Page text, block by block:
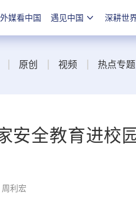
外媒看中国 遇见中国 深耕世
原创 视频 热点专题
安全教育进校
利宏